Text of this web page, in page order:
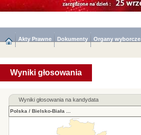
Akty Prawne Dokumenty Organy wyborcze
Wyniki głosowania
Wyniki głosowania na kandydata
Polska / Bielsko-Biała